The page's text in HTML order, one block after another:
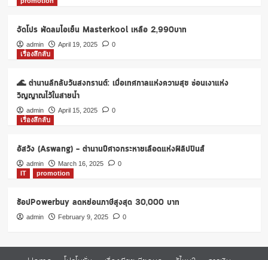
จัดโปร พัดลมไอเย็น Masterkool เหลือ 2,990บาท
admin April 19, 2025
0
เรื่องลึกลับ
🌊 ตำนานลึกลับวันสงกรานต์: เมื่อเทศกาลแห่งความสุข ซ่อนเงาแห่ง
วิญญาณไว้ในสายน้ำ
admin April 15, 2025
0
เรื่องลึกลับ
อัสวัง (Aswang) – ตำนานปีศาจกระหายเลือดแห่งฟิลิปปินส์
admin March 16, 2025
0
IT
promotion
ช้อปPowerbuy ลดหย่อนภาษีสูงสุด 30,000 บาท
admin February 9, 2025 0